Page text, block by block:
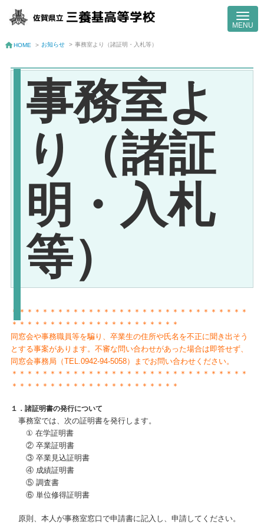
HOME > お知らせ > 事務室より（諸証明・入札等）
事務室よ
り（諸証
明・入札
等）
＊＊＊＊＊＊＊＊＊＊＊＊＊＊＊＊＊＊＊＊＊＊＊＊＊＊＊＊＊＊＊
＊＊＊＊＊＊＊＊＊＊＊＊＊＊＊＊＊＊＊＊＊＊
同窓会や事務職員等を騙り、卒業生の住所や氏名を不正に聞き出そう
とする事案があります。不審な問い合わせがあった場合は即答せず、
同窓会事務局（TEL.0942-94-5058）までお問い合わせください。
＊＊＊＊＊＊＊＊＊＊＊＊＊＊＊＊＊＊＊＊＊＊＊＊＊＊＊＊＊＊＊
＊＊＊＊＊＊＊＊＊＊＊＊＊＊＊＊＊＊＊＊＊＊
１．諸証明書の発行について
事務室では、次の証明書を発行します。
① 在学証明書
② 卒業証明書
③ 卒業見込証明書
④ 成績証明書
⑤ 調査書
⑥ 単位修得証明書
原則、本人が事務室窓口で申請書に記入し、申請してください。